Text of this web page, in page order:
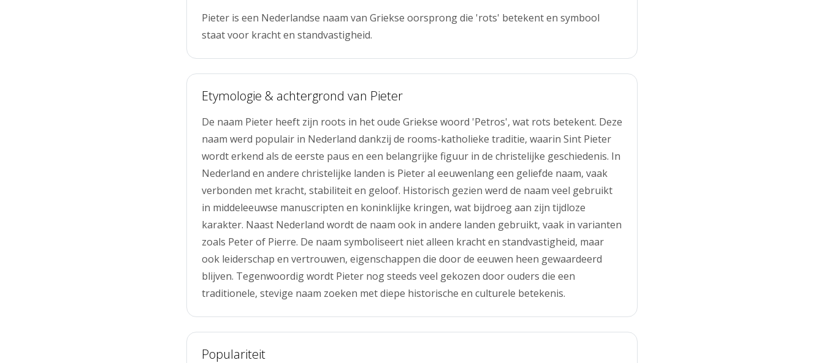
Pieter is een Nederlandse naam van Griekse oorsprong die 'rots' betekent en symbool
staat voor kracht en standvastigheid.
Etymologie & achtergrond van Pieter
De naam Pieter heeft zijn roots in het oude Griekse woord 'Petros', wat rots betekent. Deze
naam werd populair in Nederland dankzij de rooms-katholieke traditie, waarin Sint Pieter
wordt erkend als de eerste paus en een belangrijke figuur in de christelijke geschiedenis. In
Nederland en andere christelijke landen is Pieter al eeuwenlang een geliefde naam, vaak
verbonden met kracht, stabiliteit en geloof. Historisch gezien werd de naam veel gebruikt
in middeleeuwse manuscripten en koninklijke kringen, wat bijdroeg aan zijn tijdloze
karakter. Naast Nederland wordt de naam ook in andere landen gebruikt, vaak in varianten
zoals Peter of Pierre. De naam symboliseert niet alleen kracht en standvastigheid, maar
ook leiderschap en vertrouwen, eigenschappen die door de eeuwen heen gewaardeerd
blijven. Tegenwoordig wordt Pieter nog steeds veel gekozen door ouders die een
traditionele, stevige naam zoeken met diepe historische en culturele betekenis.
Populariteit